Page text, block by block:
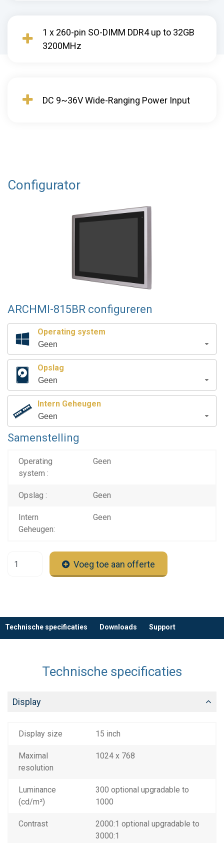
1 x 260-pin SO-DIMM DDR4 up to 32GB
3200MHz
DC 9~36V Wide-Ranging Power Input
Configurator
ARCHMI-815BR configureren
Operating system
Geen
Opslag
Geen
Intern Geheugen
Geen
Samenstelling
Operating
system :
Geen
Opslag : Geen
Intern
Geheugen:
Geen
Voeg toe aan offerte
Technische specificaties Downloads Support
Technische specificaties
Display
Display size 15 inch
Maximal
resolution
1024 x 768
Luminance
(cd/m²)
300 optional upgradable to
1000
Contrast
2000:1 optional upgradable to
3000:1